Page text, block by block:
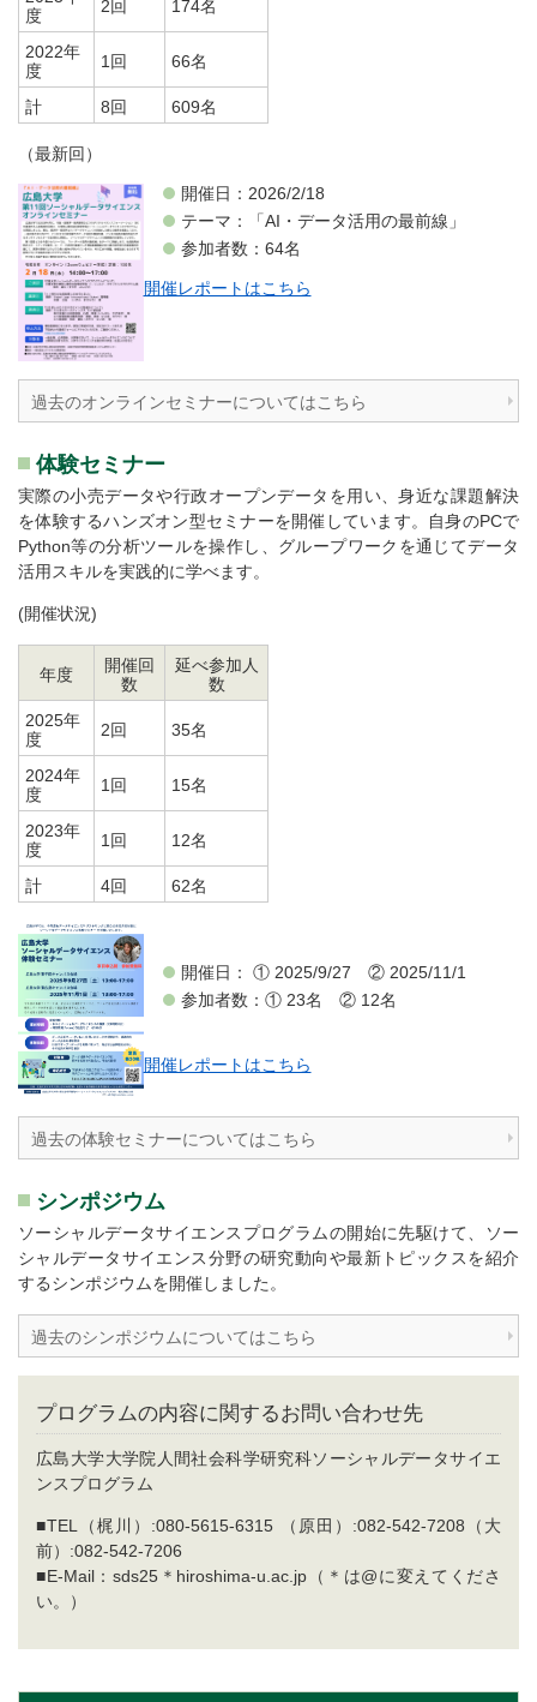
度
2回 174名
2022年
度
1回 66名
計 8回 609名
（最新回）
開催日：2026/2/18
テーマ：「AI・データ活用の最前線」
参加者数：64名
開催レポートはこちら
過去のオンラインセミナーについてはこちら
体験セミナー
実際の小売データや行政オープンデータを用い、身近な課題解決
を体験するハンズオン型セミナーを開催しています。自身のPCで
Python等の分析ツールを操作し、グループワークを通じてデータ
活用スキルを実践的に学べます。
(開催状況)
年度
開催回
数
延べ参加人
数
2025年
度
2回 35名
2024年
度
1回 15名
2023年
度
1回 12名
計 4回 62名
開催日： ① 2025/9/27 ② 2025/11/1
参加者数：① 23名 ② 12名
開催レポートはこちら
過去の体験セミナーについてはこちら
シンポジウム
ソーシャルデータサイエンスプログラムの開始に先駆けて、ソー
シャルデータサイエンス分野の研究動向や最新トピックスを紹介
するシンポジウムを開催しました。
過去のシンポジウムについてはこちら
プログラムの内容に関するお問い合わせ先
広島大学大学院人間社会科学研究科ソーシャルデータサイエ
ンスプログラム
■TEL（梶川）:080-5615-6315 （原田）:082-542-7208（大
前）:082-542-7206
■E-Mail：sds25＊hiroshima-u.ac.jp（＊は@に変えてくださ
い。）